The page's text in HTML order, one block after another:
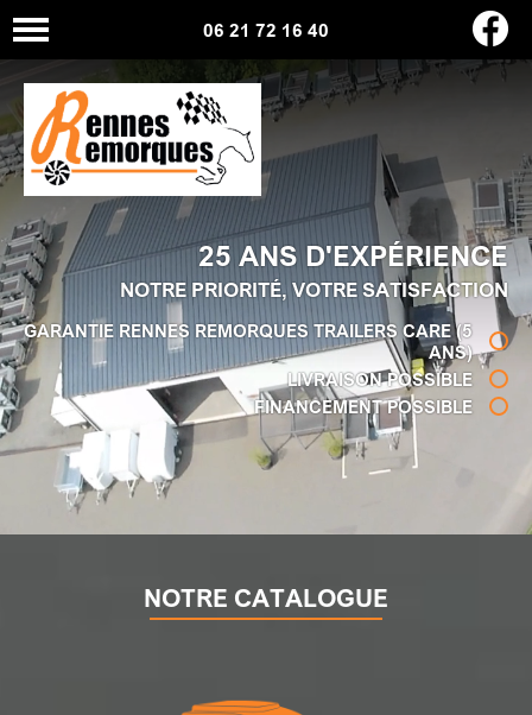
06 21 72 16 40
25 ANS D'EXPÉRIENCE
NOTRE PRIORITÉ, VOTRE SATISFACTION
GARANTIE RENNES REMORQUES TRAILERS CARE (5
ANS)
LIVRAISON POSSIBLE
FINANCEMENT POSSIBLE
NOTRE CATALOGUE